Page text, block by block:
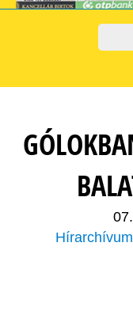
Hírarchívum